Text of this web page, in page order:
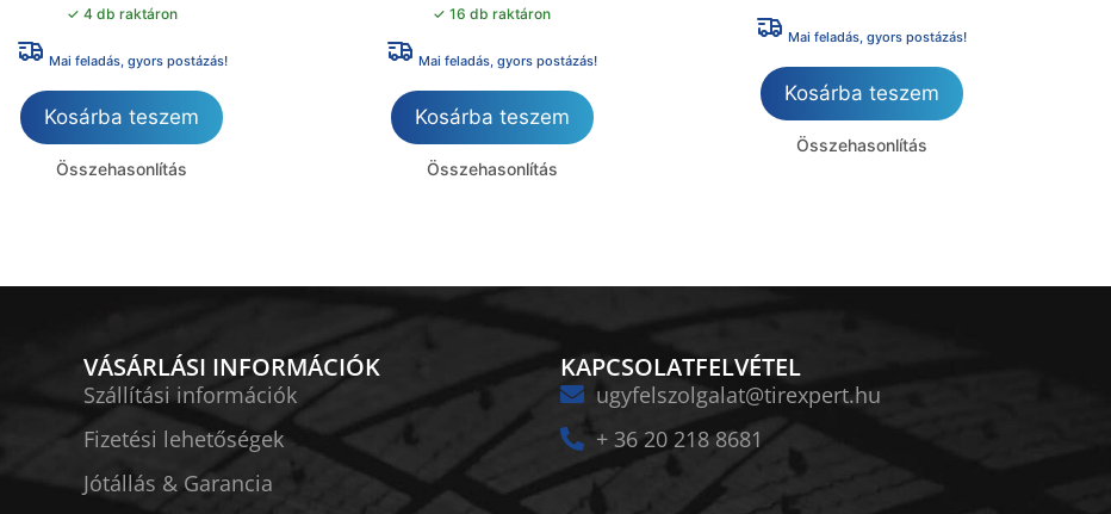
✓ 4 db raktáron
Mai feladás, gyors postázás!
Kosárba teszem
Összehasonlítás
✓ 16 db raktáron
Mai feladás, gyors postázás!
Kosárba teszem
Összehasonlítás
Mai feladás, gyors postázás!
Kosárba teszem
Összehasonlítás
VÁSÁRLÁSI INFORMÁCIÓK
Szállítási információk
Fizetési lehetőségek
Jótállás & Garancia
KAPCSOLATFELVÉTEL
ugyfelszolgalat@tirexpert.hu
+ 36 20 218 8681